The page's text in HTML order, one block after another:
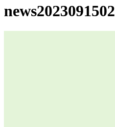
news2023091502